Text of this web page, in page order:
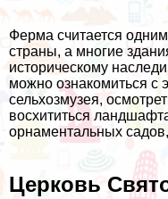
Ферма считается
страны, а многие
историческому
можно ознакомиться с
сельхозмузея,
восхититься
орнаментальных
Церковь